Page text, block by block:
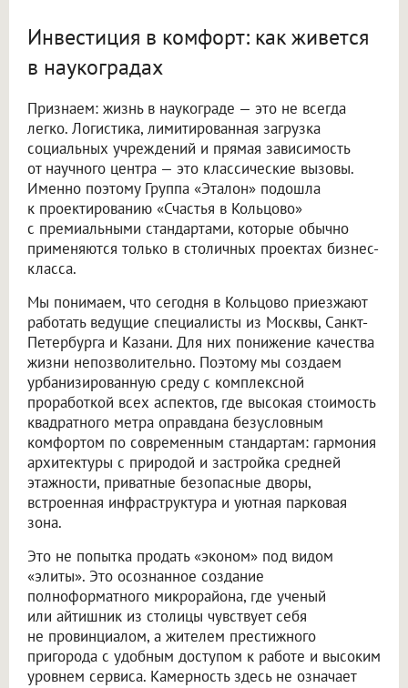
Инвестиция в комфорт: как живется
в наукоградах
Признаем: жизнь в наукограде — это не всегда
легко. Логистика, лимитированная загрузка
социальных учреждений и прямая зависимость
от научного центра — это классические вызовы.
Именно поэтому Группа «Эталон» подошла
к проектированию «Счастья в Кольцово»
с премиальными стандартами, которые обычно
применяются только в столичных проектах бизнес-
класса.
Мы понимаем, что сегодня в Кольцово приезжают
работать ведущие специалисты из Москвы, Санкт-
Петербурга и Казани. Для них понижение качества
жизни непозволительно. Поэтому мы создаем
урбанизированную среду с комплексной
проработкой всех аспектов, где высокая стоимость
квадратного метра оправдана безусловным
комфортом по современным стандартам: гармония
архитектуры с природой и застройка средней
этажности, приватные безопасные дворы,
встроенная инфраструктура и уютная парковая
зона.
Это не попытка продать «эконом» под видом
«элиты». Это осознанное создание
полноформатного микрорайона, где ученый
или айтишник из столицы чувствует себя
не провинциалом, а жителем престижного
пригорода с удобным доступом к работе и высоким
уровнем сервиса. Камерность здесь не означает